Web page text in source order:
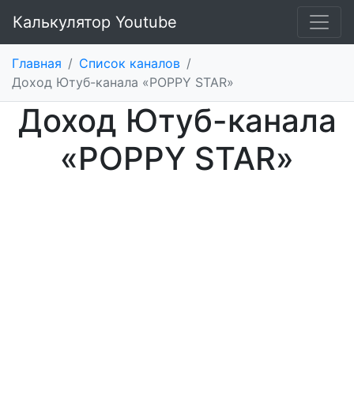
Калькулятор Youtube
Главная / Список каналов /
Доход Ютуб-канала «POPPY STAR»
Доход Ютуб-канала
«POPPY STAR»